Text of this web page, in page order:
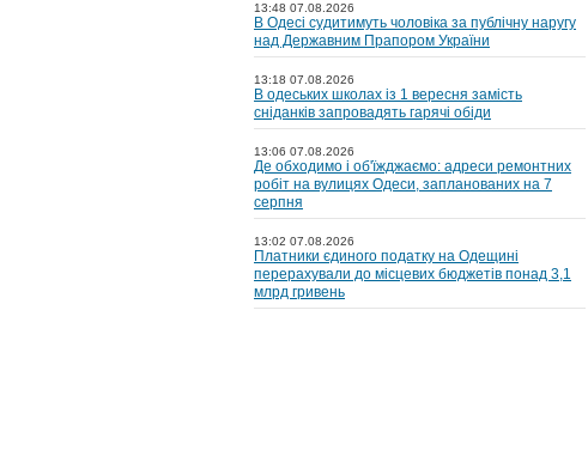
13:48 07.08.2026
В Одесі судитимуть чоловіка за публічну наругу
над Державним Прапором України
13:18 07.08.2026
В одеських школах із 1 вересня замість
сніданків запровадять гарячі обіди
13:06 07.08.2026
Де обходимо і об'їжджаємо: адреси ремонтних
робіт на вулицях Одеси, запланованих на 7
серпня
13:02 07.08.2026
Платники єдиного податку на Одещині
перерахували до місцевих бюджетів понад 3,1
млрд гривень